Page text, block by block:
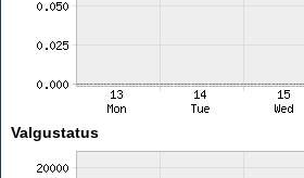
Valgustatus